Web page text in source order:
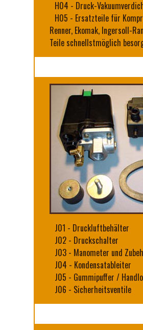
H04 - Druck-
H05 - Ersatzteile für
Renner, Ekomak, Ingersoll-
Teile schnellstmöglich
J01 - Druckluftbehälter
J02 - Druckschalter
J03 - Manometer und
J04 - Kondensatableiter
J05 - Gummipuffer /
J06 - Sicherheitsventile